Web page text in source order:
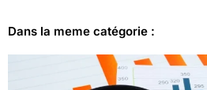
Dans la meme catégorie :